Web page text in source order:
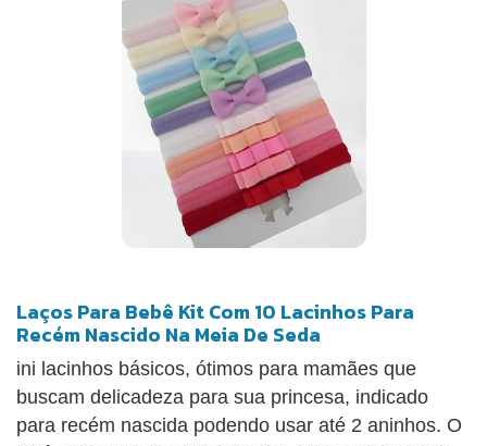
Laços Para Bebê Kit Com 10 Lacinhos Para
Recém Nascido Na Meia De Seda
ini lacinhos básicos, ótimos para mamães que
buscam delicadeza para sua princesa, indicado
para recém nascida podendo usar até 2 aninhos. O